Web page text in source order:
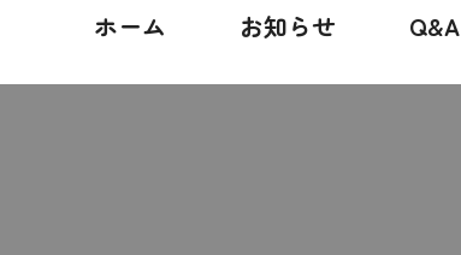
ホーム お知らせ Q&A